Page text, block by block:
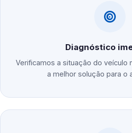
Diagnóstico
Verificamos a situação do veículo
a melhor solução para o